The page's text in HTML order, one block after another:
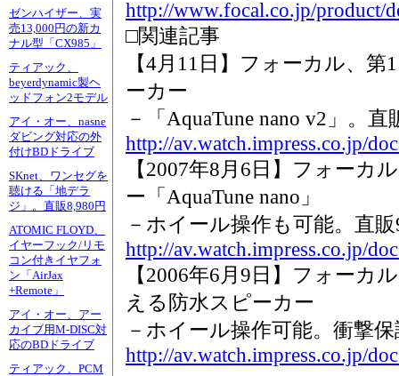
ゼンハイザー、実
売13,000円の新カ
ナル型「CX985」
ティアック、
beyerdynamic製ヘ
ッドフォン2モデル
アイ・オー、nasne
ダビング対応の外
付けBDドライブ
SKnet、ワンセグを
聴ける「地デラ
ジ」。直販8,980円
ATOMIC FLOYD、
イヤーフック/リモ
コン付きイヤフォ
ン「AirJax
+Remote」
アイ・オー、アー
カイブ用M-DISC対
応のBDドライブ
ティアック、PCM
http://www.focal.co.jp/product/
□関連記事
【4月11日】フォーカル、第
ーカー
－「AquaTune nano v2」。直
http://av.watch.impress.co.jp/
【2007年8月6日】フォーカ
ー「AquaTune nano」
－ホイール操作も可能。直販
http://av.watch.impress.co.jp/
【2006年6月9日】フォーカ
える防水スピーカー
－ホイール操作可能。衝撃
http://av.watch.impress.co.jp/